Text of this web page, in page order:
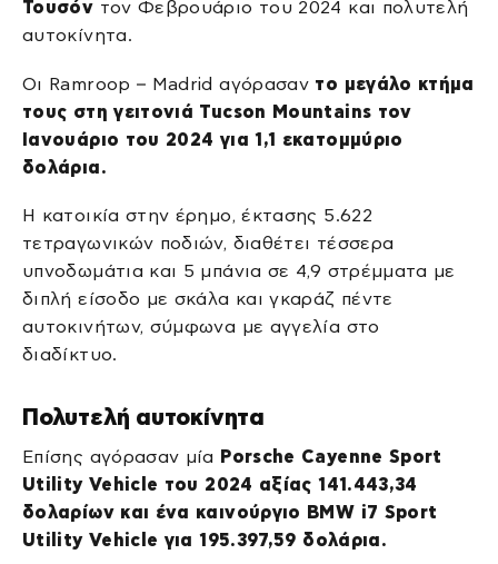
Τουσόν τον Φεβρουάριο του 2024 και πολυτελή
αυτοκίνητα.
Οι Ramroop – Madrid αγόρασαν το μεγάλο κτήμα
τους στη γειτονιά Tucson Mountains τον
Ιανουάριο του 2024 για 1,1 εκατομμύριο
δολάρια.
Η κατοικία στην έρημο, έκτασης 5.622
τετραγωνικών ποδιών, διαθέτει τέσσερα
υπνοδωμάτια και 5 μπάνια σε 4,9 στρέμματα με
διπλή είσοδο με σκάλα και γκαράζ πέντε
αυτοκινήτων, σύμφωνα με αγγελία στο
διαδίκτυο.
Πολυτελή αυτοκίνητα
Επίσης αγόρασαν μία Porsche Cayenne Sport
Utility Vehicle του 2024 αξίας 141.443,34
δολαρίων και ένα καινούργιο BMW i7 Sport
Utility Vehicle για 195.397,59 δολάρια.